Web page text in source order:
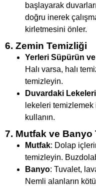
başlayarak
doğru inerek
kirletmesini önler.
6. Zemin Temizliği
Yerleri Süpürün
Halı varsa, halı
temizleyin.
Duvardaki
lekeleri
kullanın.
7. Mutfak ve Banyo
Mutfak: Dolap
temizleyin.
Banyo: Tuvalet,
Nemli alanların